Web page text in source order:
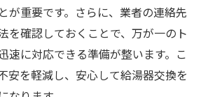
よる定期点検の必要性
ための普段からの心がけ
を活用したトラブルシューティ
が重要です。さらに、業者の連絡先
を確認しておくことで、万が一のト
速に対応できる準備が整います。こ
安を軽減し、安心して給湯器交換を